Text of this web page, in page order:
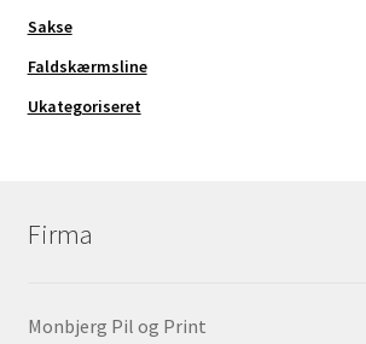
Sakse
Faldskærmsline
Ukategoriseret
Firma
Monbjerg Pil og Print